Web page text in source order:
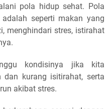
pola hidup sehat. Pola
seperti makan yang
menghindari stres, istirahat
kondisinya jika kita
dan kurang isitirahat, serta
akibat stres.